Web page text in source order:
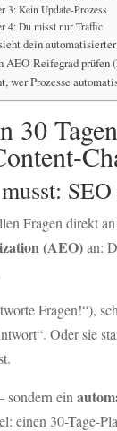
3: Kein Update-Prozess
4: Du misst nur Traffic
dein
AEO-Reifegrad prüfen
wer Prozesse
Fragen direkt
(AEO)an:
Fragen!“),
Oder sie
sondern ein
einen 30-Tage-